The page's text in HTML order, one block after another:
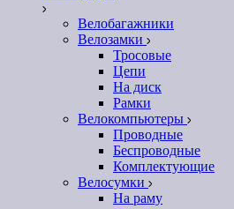
Велобагажники
Велозамки
Тросовые
Цепи
На диск
Рамки
Велокомпьютеры
Проводные
Беспроводные
Комплектующие
Велосумки
На раму